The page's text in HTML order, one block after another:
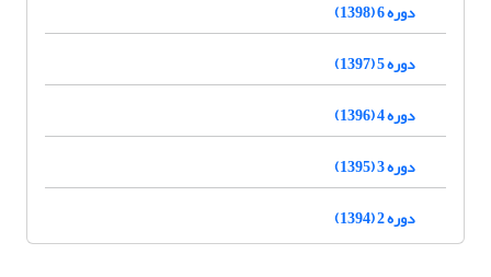
دوره 6 (1398)
دوره 5 (1397)
دوره 4 (1396)
دوره 3 (1395)
دوره 2 (1394)